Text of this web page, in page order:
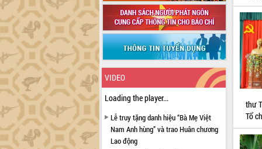
VIDEO
Loading the player...
Lễ truy tặng danh hiệu “Bà Mẹ Việt
Nam Anh hùng” và trao Huân chương
Lao động
thư
Tổ